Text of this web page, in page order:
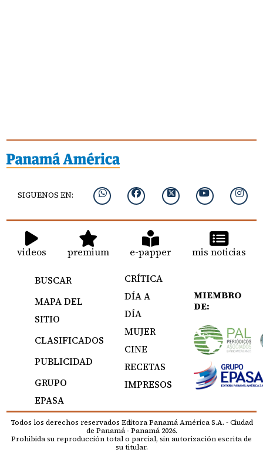
SIGUENOS EN:
videos premium e-papper mis noticias
BUSCAR
MAPA DEL
SITIO
CLASIFICADOS
PUBLICIDAD
GRUPO
EPASA
CRÍTICA
DÍA A
DÍA
MUJER
CINE
RECETAS
IMPRESOS
MIEMBRO
DE:
Todos los derechos reservados Editora Panamá América S.A. - Ciudad
de Panamá - Panamá 2026.
Prohibida su reproducción total o parcial, sin autorización escrita de
su titular.